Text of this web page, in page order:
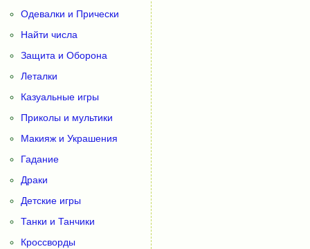
Одевалки и Прически
Найти числа
Защита и Оборона
Леталки
Казуальные игры
Приколы и мультики
Макияж и Украшения
Гадание
Драки
Детские игры
Танки и Танчики
Кроссворды